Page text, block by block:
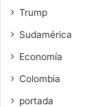
Trump
Sudamérica
Economía
Colombia
portada